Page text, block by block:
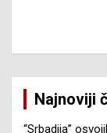
Najnoviji
“Srbadija”